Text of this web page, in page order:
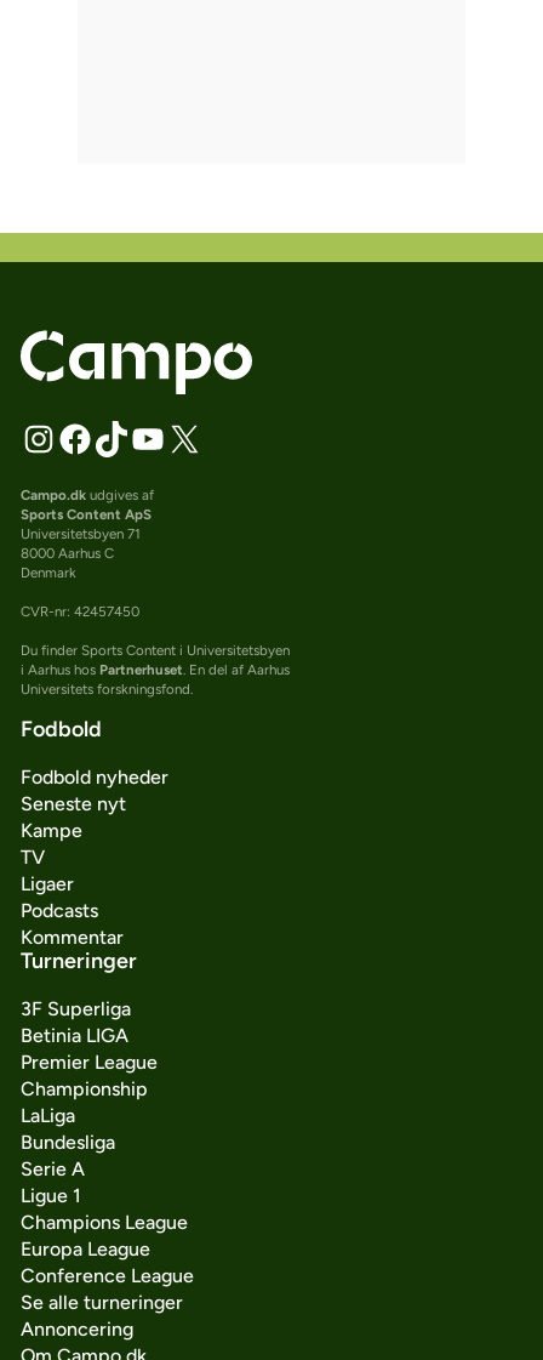
Campo.dkudgives af
Sports Content ApS
Universitetsbyen 71
8000 Aarhus C
Denmark
CVR-nr: 42457450
Du finder Sports Content i Universitetsbyen
i Aarhus hos Partnerhuset. En del af Aarhus
Universitets forskningsfond.
Fodbold
Fodbold nyheder
Seneste nyt
Kampe
TV
Ligaer
Podcasts
Kommentar
Turneringer
3F Superliga
Betinia LIGA
Premier League
Championship
LaLiga
Bundesliga
Serie A
Ligue 1
Champions League
Europa League
Conference League
Se alle turneringer
Annoncering